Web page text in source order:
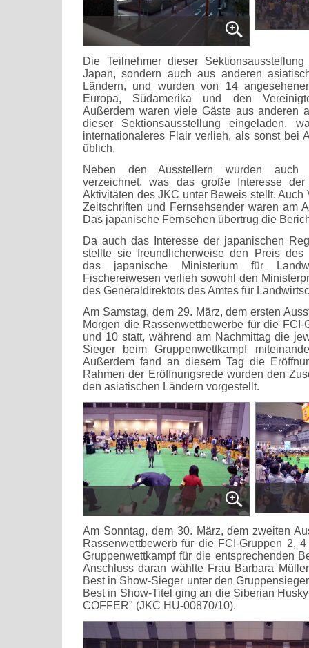
Die Teilnehmer dieser
Japan, sondern auch aus anderen
Ländern, und wurden von 14
Europa, Südamerika und den
Außerdem waren viele Gäste aus anderen
dieser Sektionsausstellung eingeladen,
internationaleres Flair verlieh, als sonst bei
üblich.
Neben den Ausstellern wurden auch
verzeichnet, was das große Interesse
Aktivitäten des JKC unter Beweis stellt. Auch
Zeitschriften und Fernsehsender waren am
Das japanische Fernsehen übertrug die
Da auch das Interesse der japanischen
stellte sie freundlicherweise den Preis des
das japanische Ministerium für
Fischereiwesen verlieh sowohl den
des Generaldirektors des Amtes für
Am Samstag, dem 29. März, dem ersten
Morgen die Rassenwettbewerbe für die
und 10 statt, während am Nachmittag die
Sieger beim Gruppenwettkampf
Außerdem fand an diesem Tag die
Rahmen der Eröffnungsrede wurden den
den asiatischen Ländern vorgestellt.
Am Sonntag, dem 30. März, dem zweiten
Rassenwettbewerb für die FCI-Gruppen 2,
Gruppenwettkampf für die entsprechenden
Anschluss daran wählte Frau Barbara
Best in Show-Sieger unter den
Best in Show-Titel ging an die Siberian
COFFER" (JKC HU-00870/10).